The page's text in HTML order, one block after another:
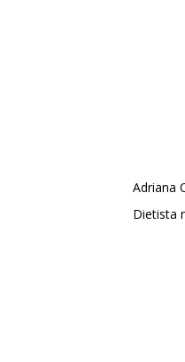
Adriana
Dietista